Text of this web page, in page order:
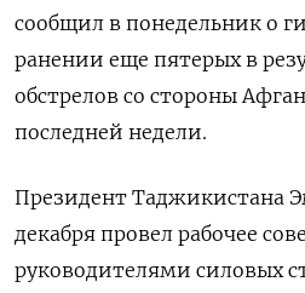
сообщил в понедельник о
ранении еще пятерых в
обстрелов со стороны
последней недели.
Президент Таджикистана
декабря провел рабочее
руководителями силовых